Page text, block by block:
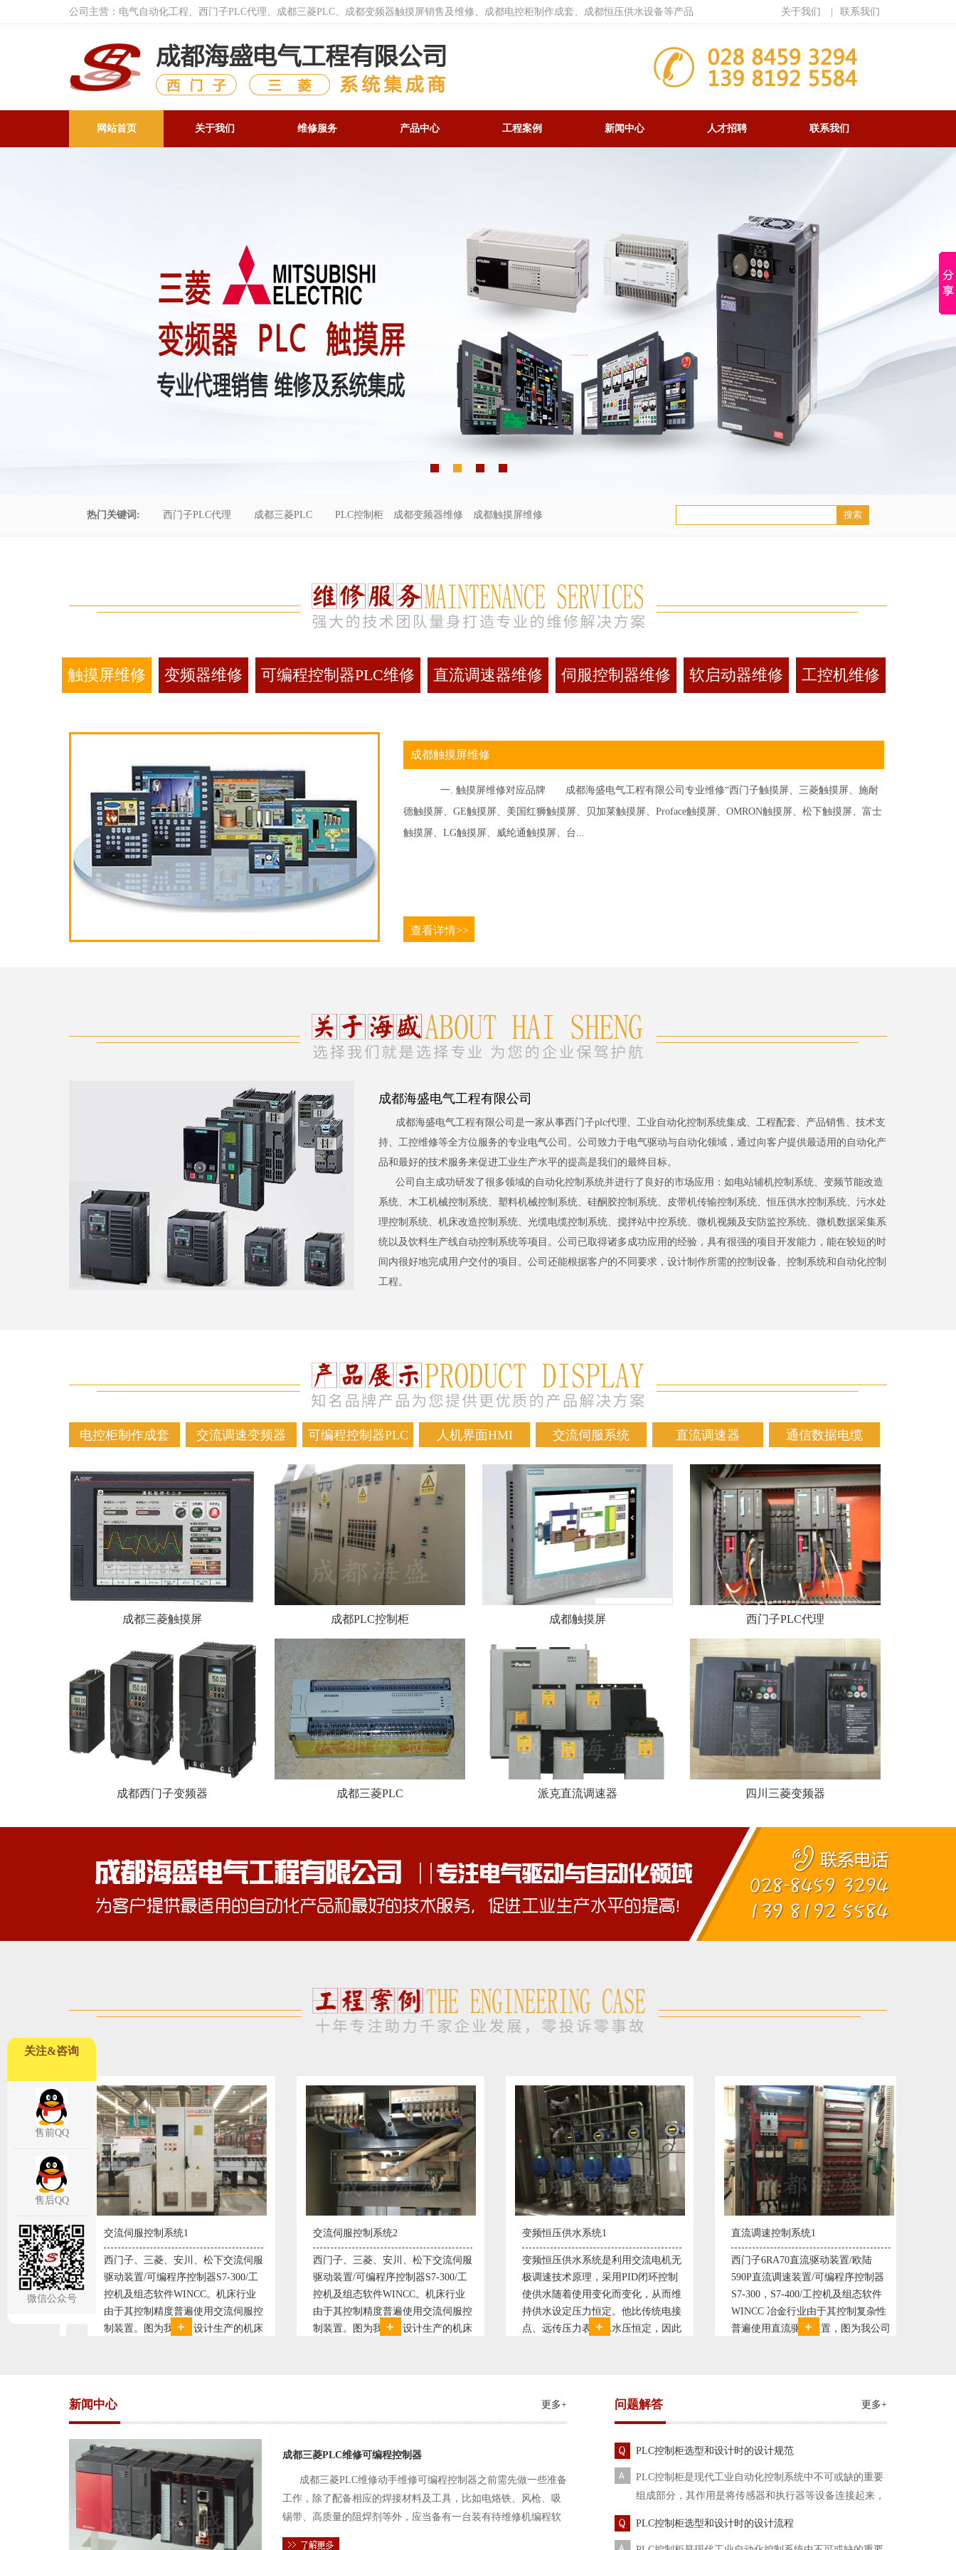
公司主营：电气自动化工程、西门子PLC代理、成都三菱PLC、成都变频器触摸屏销售及维修、成都电控柜制作成套、成都恒压供水设备等产品 关于我们 联系我们
网站首页 关于我们 维修服务 产品中心 工程案例 新闻中心 人才招聘 联系我们
热门关键词: 西门子PLC代理 成都三菱PLC PLC控制柜 成都变频器维修 成都触摸屏维修
触摸屏维修 变频器维修 可编程控制器PLC维修 直流调速器维修 伺服控制器维修 软启动器维修 工控机维修
成都触摸屏维修
一. 触摸屏维修对应品牌 成都海盛电气工程有限公司专业维修“西门子触摸屏、三菱触摸屏、施耐
德触摸屏、GE触摸屏、美国红狮触摸屏、贝加莱触摸屏、Proface触摸屏、OMRON触摸屏、松下触摸屏、富士
触摸屏、LG触摸屏、威纶通触摸屏、台...
查看详情>>
成都海盛电气工程有限公司
成都海盛电气工程有限公司是一家从事西门子plc代理、工业自动化控制系统集成、工程配套、产品销售、技术支
持、工控维修等全方位服务的专业电气公司。公司致力于电气驱动与自动化领域，通过向客户提供最适用的自动化产
品和最好的技术服务来促进工业生产水平的提高是我们的最终目标。
公司自主成功研发了很多领域的自动化控制系统并进行了良好的市场应用：如电站辅机控制系统、变频节能改造
系统、木工机械控制系统、塑料机械控制系统、硅酮胶控制系统、皮带机传输控制系统、恒压供水控制系统、污水处
理控制系统、机床改造控制系统、光缆电缆控制系统、搅拌站中控系统、微机视频及安防监控系统、微机数据采集系
统以及饮料生产线自动控制系统等项目。公司已取得诸多成功应用的经验，具有很强的项目开发能力，能在较短的时
间内很好地完成用户交付的项目。公司还能根据客户的不同要求，设计制作所需的控制设备、控制系统和自动化控制
工程。
电控柜制作成套 交流调速变频器 可编程控制器PLC 人机界面HMI 交流伺服系统 直流调速器 通信数据电缆
成都三菱触摸屏 成都PLC控制柜 成都触摸屏 西门子PLC代理
成都西门子变频器 成都三菱PLC 派克直流调速器 四川三菱变频器
制系统1
菱、安川、松下交流伺服
编程序控制器S7-300/工
软件WINCC。机床行业
精度普遍使用交流伺服控
为我公司设计生产的机床
交流伺服控制系统2
西门子、三菱、安川、松下交流伺服
驱动装置/可编程序控制器S7-300/工
控机及组态软件WINCC。机床行业
由于其控制精度普遍使用交流伺服控
制装置。图为我公司设计生产的机床
变频恒压供水系统1
变频恒压供水系统是利用交流电机无
极调速技术原理，采用PID闭环控制
使供水随着使用变化而变化，从而维
持供水设定压力恒定。他比传统电接
点、远传压力表供水水压恒定，因此
直流调速控制系统1
西门子6RA70直流驱动装置/欧陆
590P直流调速装置/可编程序控制器
S7-300，S7-400/工控机及组态软件
WINCC 冶金行业由于其控制复杂性
普遍使用直流驱动装置，图为我公司
塑料机械控制系统1
典型的塑料生产线电控系统配置：
丹佛斯变频器VLT5000， RKC温控
仪表， 西门子可编程序控制器S7-
200， 工控组态软件WINCC或
Protool或组态王。 使用在生产塑料
新闻中心 更多+
成都三菱PLC维修可编程控制器
成都三菱PLC维修动手维修可编程控制器之前需先做一些准备
工作，除了配备相应的焊接材料及工具，比如电烙铁、风枪、吸
锡带、高质量的阻焊剂等外，应当备有一台装有待维修机编程软
件的电路及通信电缆。这一是由于待修机常常是从工作系统中拆
问题解答 更多+
PLC控制柜选型和设计时的设计规范
PLC控制柜是现代工业自动化控制系统中不可或缺的重要
组成部分，其作用是将传感器和执行器等设备连接起来，
PLC控制柜选型和设计时的设计流程
关注&咨询
售前QQ
售后QQ
微信公众号